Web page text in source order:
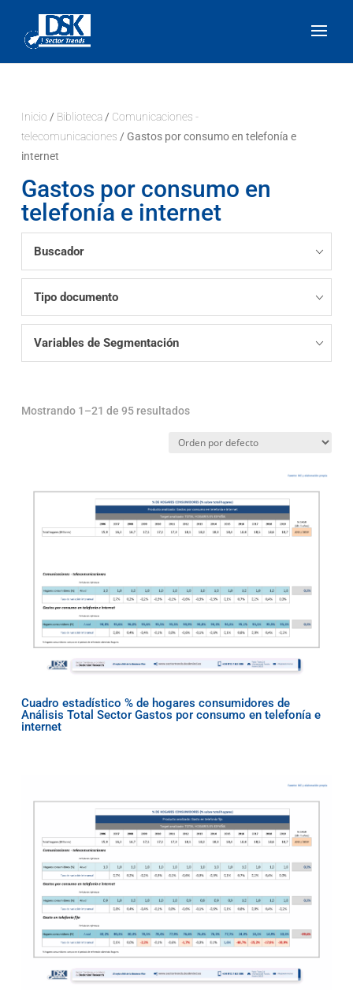
Inicio / Biblioteca/ Comunicaciones -
telecomunicaciones / Gastos por consumo en telefonía e
internet
Gastos por consumo en
telefonía e internet
Buscador
Tipo documento
Variables de Segmentación
Mostrando 1–21 de 95 resultados
Cuadro estadístico % de hogares consumidores de
Análisis Total Sector Gastos por consumo en telefonía e
internet